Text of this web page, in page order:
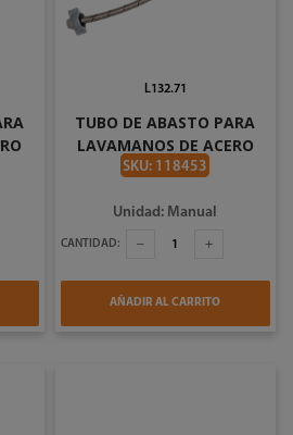
2
TUBO DE ABASTO PARA
LAVAMANOS DE ACERO
INOXIDABLE DE 3/8 X 1/2
SKU: 118453
L132.71
Unidad: Manual
CANTIDAD:
AÑADIR AL CARRITO